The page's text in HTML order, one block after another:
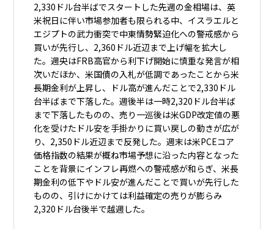
2,330ドル台半ばでスタートした先週の金相場は、英
米祝日に伴い市場参加者も限られる中、イスラエルと
エジプトの武力衝突で中東情勢緊迫化への警戒感から
買いが先行し、2,360ドル近辺まで上げ幅を拡大し
た。週央はFRB高官から利下げ開始に慎重な発言が相
次いだほか、米国債の入札が低調であったことから米
⾧期金利が上昇し、ドル高が進んだことで2,330ドル
台半ばまで下落した。週後半は一時2,320ドル台半ば
まで下落したものの、売り一巡後は米GDP改定値の悪
化を受けたドル安を手掛かりに買い戻しの動きが広が
り、2,350ドル近辺まで反発した。週末は米PCEコア
価格指数の結果が概ね市場予想に沿った内容となった
ことを背景にインフレ再燃への警戒感が和らぎ、米⾧
期金利の低下やドル安が進んだことで買いが先行した
ものの、引けにかけては利益確定の売りが膨らみ
2,320ドル台後半で越週した。